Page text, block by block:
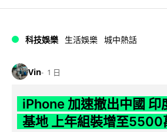
科技娛樂 生活娛樂 城中熱話
Vin 1 日
iPhone 加速撤出中國 印
基地 上年組裝增至5500